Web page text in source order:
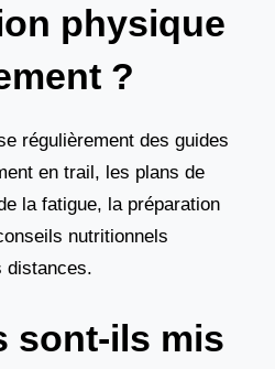
physique
?
régulièrement des guides
en trail, les plans de
la fatigue, la préparation
nutritionnels
distances.
sont-ils mis